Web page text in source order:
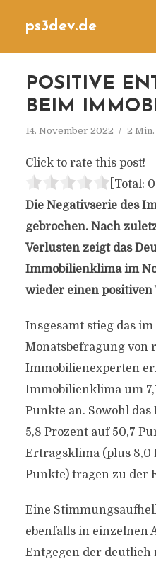
ps3dev.de
POSITIVE
BEIM
14. November 2022 2
Click to rate this post!
[Total: 0
Die Negativserie des
gebrochen. Nach
Verlusten zeigt das
Immobilienklima im
wieder einen positiven
Insgesamt stieg das im
Monatsbefragung von
Immobilienexperten
Immobilienklima um
Punkte an. Sowohl
5,8 Prozent auf 50,7
Ertragsklima (plus 8,0
Punkte) tragen zu der
Eine
ebenfalls in einzelnen
Entgegen der